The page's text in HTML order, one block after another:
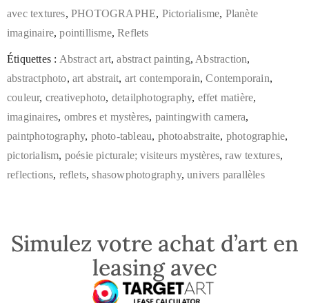
avec textures,PHOTOGRAPHE, Pictorialisme, Planète
imaginaire,pointillisme,Reflets
Étiquettes : Abstract art,abstract painting, Abstraction,
abstractphoto,art abstrait, art contemporain,Contemporain,
couleur, creativephoto, detailphotography, effet matière,
imaginaires, ombres et mystères, paintingwith camera,
paintphotography, photo-tableau, photoabstraite, photographie,
pictorialism, poésie picturale; visiteurs mystères,raw textures,
reflections, reflets,shasowphotography,univers parallèles
Simulez votre achat d’art en
leasing avec